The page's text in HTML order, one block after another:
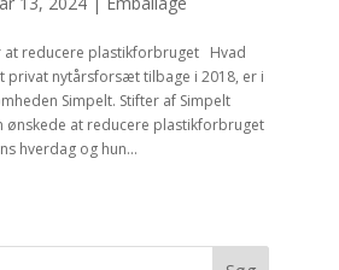
at reducere plastikforbruget Hvad
privat nytårsforsæt tilbage i 2018, er i
Simpelt. Stifter af Simpelt
ønskede at reducere plastikforbruget
hverdag og hun...